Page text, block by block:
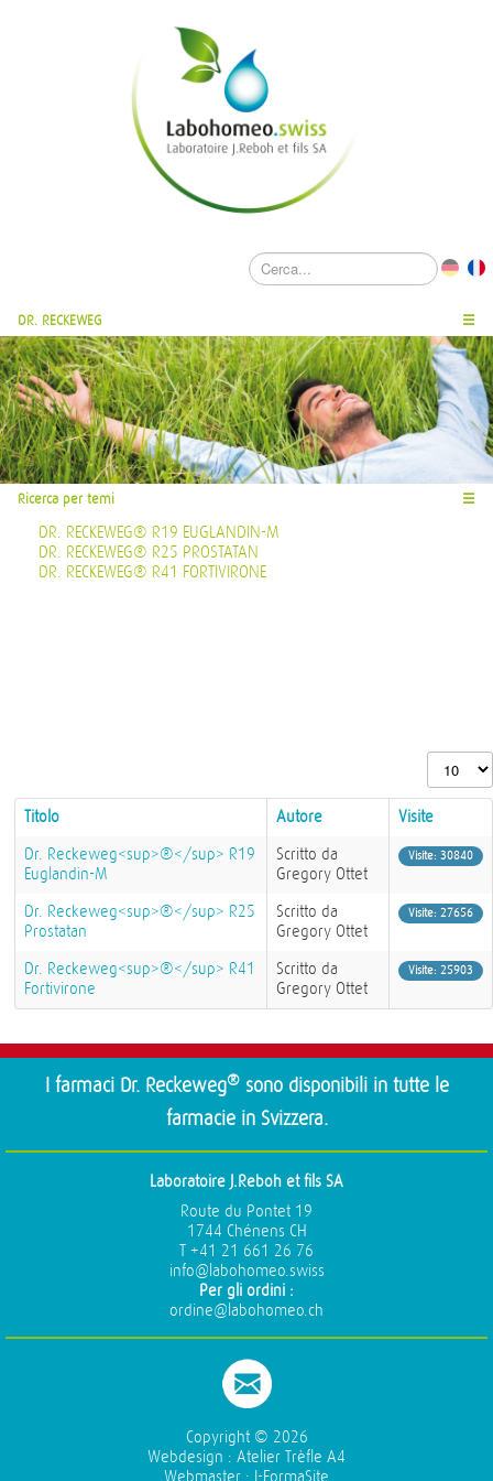
DR. RECKEWEG ☰
Ricerca per temi ☰
DR. RECKEWEG® R19 EUGLANDIN-M
DR. RECKEWEG® R25 PROSTATAN
DR. RECKEWEG® R41 FORTIVIRONE
Titolo Autore
Visite
Dr. Reckeweg<sup>®</sup> R19
Euglandin-M
Scritto da
Gregory Ottet
Visite: 30840
Dr. Reckeweg<sup>®</sup> R25
Prostatan
Scritto da
Gregory Ottet
Visite: 27656
Dr. Reckeweg<sup>®</sup> R41
Fortivirone
Scritto da
Gregory Ottet
Visite: 25903
I farmaci Dr. Reckeweg®sono disponibili in tutte le
farmacie in Svizzera.
Laboratoire J.Reboh et fils SA
Route du Pontet 19
1744 Chénens CH
T +41 21 661 26 76
info@labohomeo.swiss
Per gli ordini :
ordine@labohomeo.ch
Copyright © 2026
Webdesign : Atelier Trèfle A4